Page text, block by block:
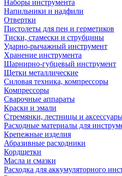
Наборы инструмента
Напильники и надфили
Отвертки
Пистолеты для пен и герметиков
Тиски, стамески и струбцины
Ударно-рычажный инструмент
Хранение инструмента
Шарнирно-губцевый инструмент
Щетки металлические
Силовая техника, компрессоры
Компрессоры
Сварочные аппараты
Краски и эмали
Стремянки, лестницы и
Расходные материалы для
Крепежные изделия
Абразивные расходники
Кордщетки
Масла и смазки
Расходка для аккумуляторного